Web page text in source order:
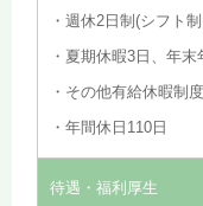
・週休2日制(シフト
・夏期休暇3日、年末
・その他有給休暇制
・年間休日110日
待遇・福利厚生